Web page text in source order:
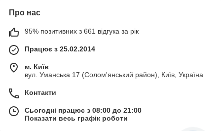
Про нас
95% позитивних з 661 відгука за рік
Працює з 25.02.2014
м. Київ
вул. Уманська 17 (Солом'янський район), Київ, Україна
Контакти
Сьогодні працює з 08:00 до 21:00
Показати весь графік роботи